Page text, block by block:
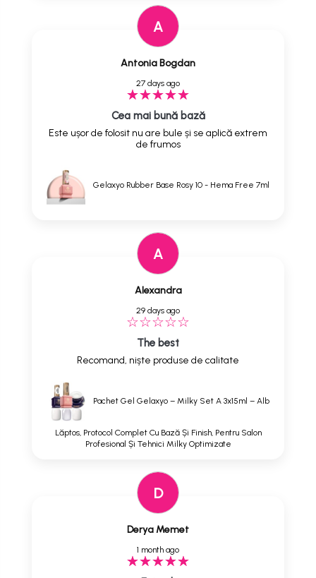
A
Antonia Bogdan
27 days ago
Cea mai bună bază
Este ușor de folosit nu are bule și se aplică extrem
de frumos
Gelaxyo Rubber Base Rosy 10 - Hema Free 7ml
A
Alexandra
29 days ago
The best
Recomand, niște produse de calitate
Pachet Gel Gelaxyo – Milky Set A 3x15ml – Alb
Lăptos, Protocol Complet Cu Bază Și Finish, Pentru Salon
Profesional Și Tehnici Milky Optimizate
D
Derya Memet
1 month ago